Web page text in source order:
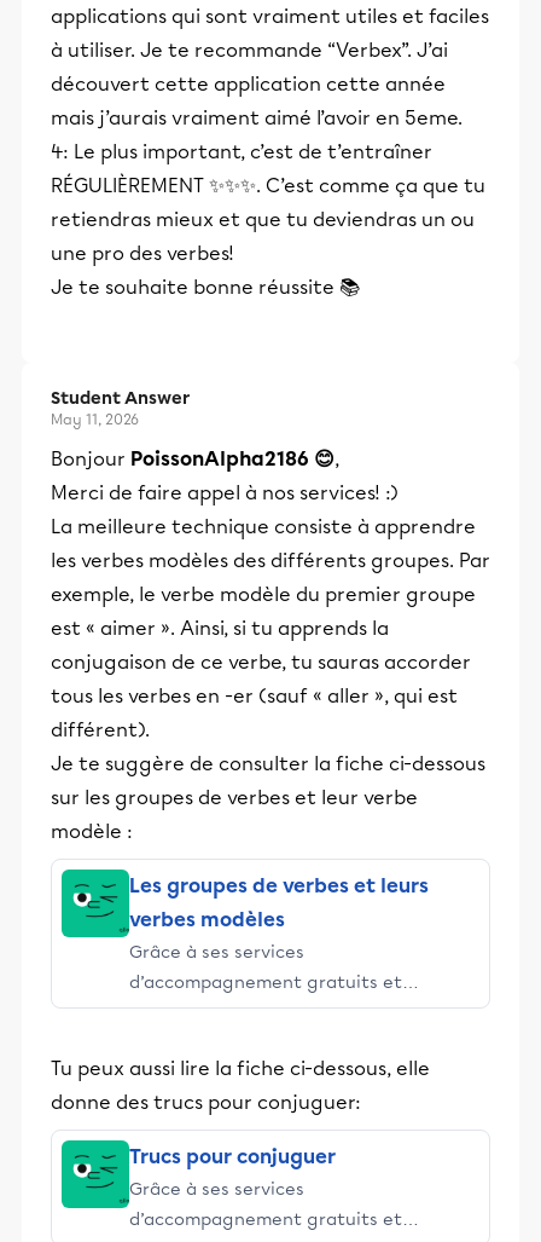
applications qui sont vraiment utiles et faciles
à utiliser. Je te recommande “Verbex”. J’ai
découvert cette application cette année
mais j’aurais vraiment aimé l’avoir en 5eme.
4: Le plus important, c’est de t’entraîner
RÉGULIÈREMENT ✨✨✨. C’est comme ça que tu
retiendras mieux et que tu deviendras un ou
une pro des verbes!
Je te souhaite bonne réussite 📚
Student Answer
May 11, 2026
Bonjour PoissonAlpha2186 😊,
Merci de faire appel à nos services! :)
La meilleure technique consiste à apprendre
les verbes modèles des différents groupes. Par
exemple, le verbe modèle du premier groupe
est « aimer ». Ainsi, si tu apprends la
conjugaison de ce verbe, tu sauras accorder
tous les verbes en -er (sauf « aller », qui est
différent).
Je te suggère de consulter la fiche ci-dessous
sur les groupes de verbes et leur verbe
modèle :
Les groupes de verbes et leurs
verbes modèles
Grâce à ses services
d’accompagnement gratuits et
stimulants, Alloprof engage les élèves
éducative.
Tu peux aussi lire la fiche ci-dessous, elle
donne des trucs pour conjuguer:
Trucs pour conjuguer
Grâce à ses services
d’accompagnement gratuits et